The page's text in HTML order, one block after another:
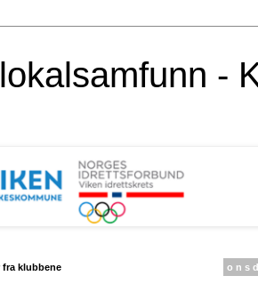
-
fra klubbene